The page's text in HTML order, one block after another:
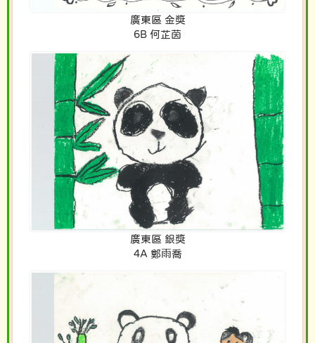
廣東區 金獎
6B 何芷茵
廣東區 銀獎
4A 鄭雨喬